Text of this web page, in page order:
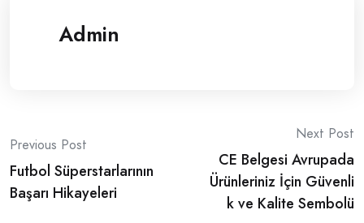
Admin
Post
navigation
Previous Post
Futbol Süperstarlarının
Başarı Hikayeleri
Next Post
CE Belgesi Avrupada
Ürünleriniz İçin Güvenli
k ve Kalite Sembolü